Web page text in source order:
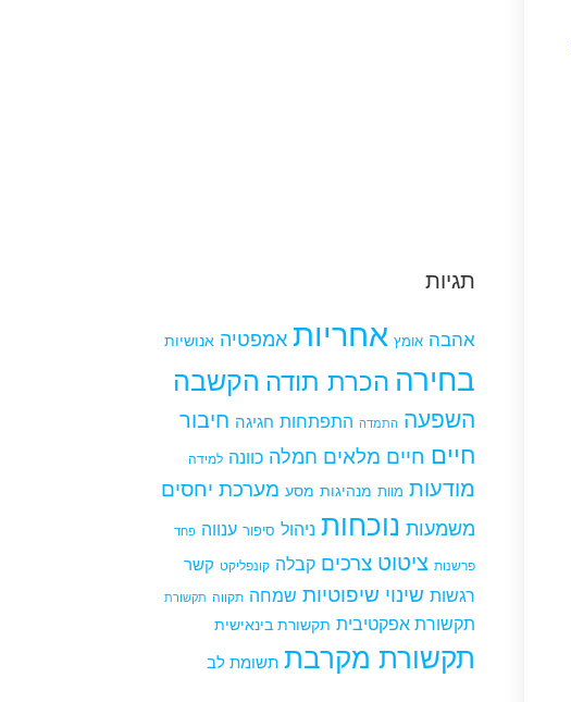
תגיות
אהבה אומץ אחריות אמפטיה אנושיות
בחירה הכרת תודה הקשבה
השפעה התמדה התפתחות חגיגה חיבור
חיים חיים מלאים חמלה כוונה למידה
מודעות מוות מנהיגות מסע מערכת יחסים
משמעות נוכחות ניהול סיפור ענווה פחד
פרשנות ציטוט צרכים קבלה קונפליקט קשר
רגשות שינוי שיפוטיות שמחה תקווה תקשורת
תקשורת אפקטיבית תקשורת בינאישית
תקשורת מקרבת תשומת לב